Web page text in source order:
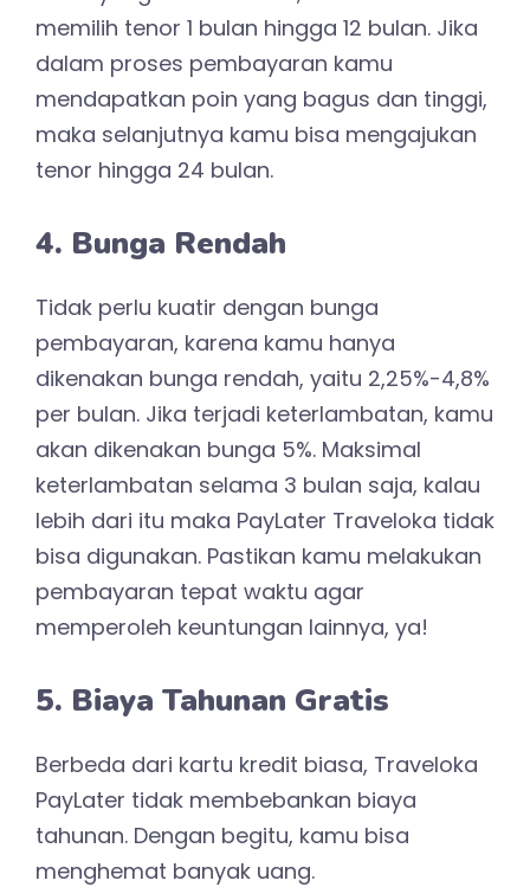
memilih tenor 1 bulan hingga 12 bulan. Jika
dalam proses pembayaran kamu
mendapatkan poin yang bagus dan tinggi,
maka selanjutnya kamu bisa mengajukan
tenor hingga 24 bulan.
4. Bunga Rendah
Tidak perlu kuatir dengan bunga
pembayaran, karena kamu hanya
dikenakan bunga rendah, yaitu 2,25%-4,8%
per bulan. Jika terjadi keterlambatan, kamu
akan dikenakan bunga 5%. Maksimal
keterlambatan selama 3 bulan saja, kalau
lebih dari itu maka PayLater Traveloka tidak
bisa digunakan. Pastikan kamu melakukan
pembayaran tepat waktu agar
memperoleh keuntungan lainnya, ya!
5. Biaya Tahunan Gratis
Berbeda dari kartu kredit biasa, Traveloka
PayLater tidak membebankan biaya
tahunan. Dengan begitu, kamu bisa
menghemat banyak uang.